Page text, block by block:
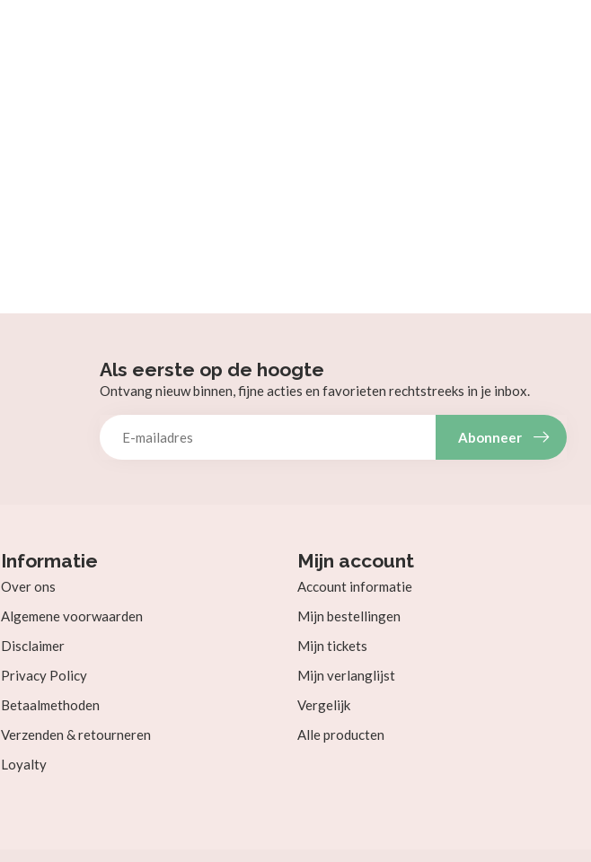
Als eerste op de hoogte
Ontvang nieuw binnen, fijne acties en favorieten rechtstreeks in je inbox.
Abonneer
Informatie
Over ons
Algemene voorwaarden
Disclaimer
Privacy Policy
Betaalmethoden
Verzenden & retourneren
Loyalty
Mijn account
Account informatie
Mijn bestellingen
Mijn tickets
Mijn verlanglijst
Vergelijk
Alle producten